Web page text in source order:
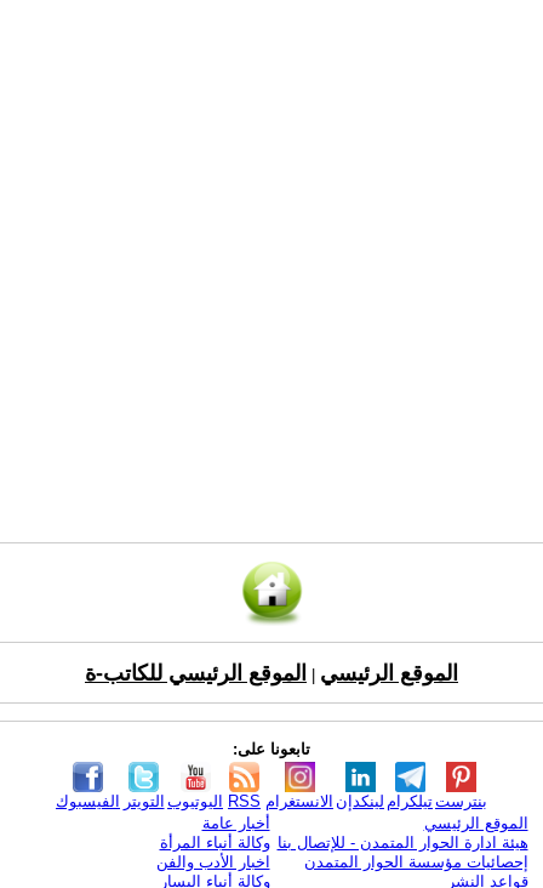
الموقع الرئيسي الموقع الرئيسي للكاتب-ة
تابعونا على:
الفيسبوك التويتر اليوتيوب RSS الانستغرام لينكدإن تيلكرامبنترست
الموقع الرئيسي
هيئة ادارة الحوار المتمدن - للإتصال بنا
إحصائيات مؤسسة الحوار المتمدن
قواعد النشر
أخبار عامة
وكالة أنباء المرأة
اخبار الأدب والفن
وكالة أنباء اليسار